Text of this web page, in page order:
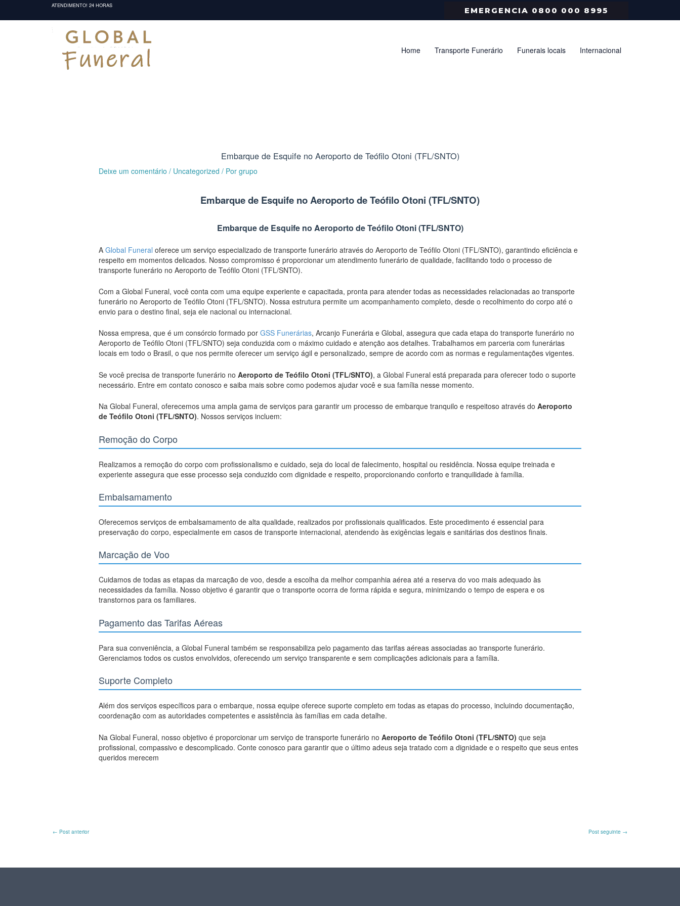
ATENDIMENTO! 24 HORAS
EMERGENCIA 0800 000 8995
Home Transporte Funerário Funerais locais Internacional
Embarque de Esquife no Aeroporto de Teófilo Otoni (TFL/SNTO)
Deixe um comentário / Uncategorized / Porgrupo
Embarque de Esquife no Aeroporto de Teófilo Otoni (TFL/SNTO)
Embarque de Esquife no Aeroporto de Teófilo Otoni (TFL/SNTO)
AGlobal Funeral oferece um serviço especializado de transporte funerário através do Aeroporto de Teófilo Otoni (TFL/SNTO), garantindo eficiência e
respeito em momentos delicados. Nosso compromisso é proporcionar um atendimento funerário de qualidade, facilitando todo o processo de
transporte funerário no Aeroporto de Teófilo Otoni (TFL/SNTO).
Com a Global Funeral, você conta com uma equipe experiente e capacitada, pronta para atender todas as necessidades relacionadas ao transporte
funerário no Aeroporto de Teófilo Otoni (TFL/SNTO). Nossa estrutura permite um acompanhamento completo, desde o recolhimento do corpo até o
envio para o destino final, seja ele nacional ou internacional.
Nossa empresa, que é um consórcio formado porGSS Funerárias, Arcanjo Funerária e Global, assegura que cada etapa do transporte funerário no
Aeroporto de Teófilo Otoni (TFL/SNTO) seja conduzida com o máximo cuidado e atenção aos detalhes. Trabalhamos em parceria com funerárias
locais em todo o Brasil, o que nos permite oferecer um serviço ágil e personalizado, sempre de acordo com as normas e regulamentações vigentes.
Se você precisa de transporte funerário noAeroporto de Teófilo Otoni (TFL/SNTO), a Global Funeral está preparada para oferecer todo o suporte
necessário. Entre em contato conosco e saiba mais sobre como podemos ajudar você e sua família nesse momento.
Na Global Funeral, oferecemos uma ampla gama de serviços para garantir um processo de embarque tranquilo e respeitoso através doAeroporto
de Teófilo Otoni (TFL/SNTO). Nossos serviços incluem:
Remoção do Corpo
Realizamos a remoção do corpo com profissionalismo e cuidado, seja do local de falecimento, hospital ou residência. Nossa equipe treinada e
experiente assegura que esse processo seja conduzido com dignidade e respeito, proporcionando conforto e tranquilidade à família.
Embalsamamento
Oferecemos serviços de embalsamamento de alta qualidade, realizados por profissionais qualificados. Este procedimento é essencial para
preservação do corpo, especialmente em casos de transporte internacional, atendendo às exigências legais e sanitárias dos destinos finais.
Marcação de Voo
Cuidamos de todas as etapas da marcação de voo, desde a escolha da melhor companhia aérea até a reserva do voo mais adequado às
necessidades da família. Nosso objetivo é garantir que o transporte ocorra de forma rápida e segura, minimizando o tempo de espera e os
transtornos para os familiares.
Pagamento das Tarifas Aéreas
Para sua conveniência, a Global Funeral também se responsabiliza pelo pagamento das tarifas aéreas associadas ao transporte funerário.
Gerenciamos todos os custos envolvidos, oferecendo um serviço transparente e sem complicações adicionais para a família.
Suporte Completo
Além dos serviços específicos para o embarque, nossa equipe oferece suporte completo em todas as etapas do processo, incluindo documentação,
coordenação com as autoridades competentes e assistência às famílias em cada detalhe.
Na Global Funeral, nosso objetivo é proporcionar um serviço de transporte funerário noAeroporto de Teófilo Otoni (TFL/SNTO) que seja
profissional, compassivo e descomplicado. Conte conosco para garantir que o último adeus seja tratado com a dignidade e o respeito que seus entes
queridos merecem
← Post anterior Post seguinte →